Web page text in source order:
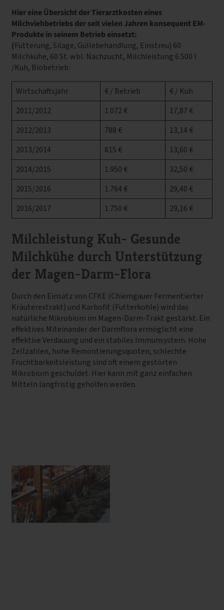
Hier eine Übersicht der Tierarztkosten eines
Milchviehbetriebs der seit vielen Jahren konsequent EM-
Produkte in seinem Betrieb einsetzt:
(Fütterung, Silage, Güllebehandlung, Einstreu) 60
Milchkühe, 60 St. wbl. Nachzucht, Milchleistung 6.500 l
/Kuh, Biobetrieb:
Wirtschaftsjahr € / Betrieb
€ / Kuh
2011/2012
1.072 €
17,87 €
2012/2013
788 €
13,14 €
2013/2014
815 €
13,60 €
2014/2015
1.950 €
32,50 €
2015/2016
1.764 €
29,40 €
2016/2017
1.750 € 29,16 €
Milchleistung Kuh- Gesunde
Milchkühe durch Unterstützung
der Magen-Darm-Flora
Durch den Einsatz von CFKE (Chiemgauer Fermentierter
Kräuterextrakt) und Karbofit (Futterkohle) wird das
natürliche Mikrobiom im Magen-Darm-Trakt gestärkt. Ein
effektives Miteinander der Darmflora ermöglicht eine
effektive Verdauung und ein stabiles Immunsystem. Hohe
Zellzahlen, hohe Remontierungsquoten, schlechte
Fruchtbarkeitsleistung sind oft einem gestörten
Mikrobiom geschuldet. Hier kann mit ganz einfachen
Mitteln langfristig geholfen werden.